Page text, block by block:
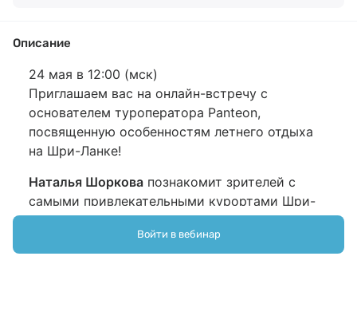
Описание
24 мая в 12:00 (мск)
Приглашаем вас на онлайн-встречу с
основателем туроператора Panteon,
посвященную особенностям летнего отдыха
на Шри-Ланке!
Наталья Шоркова познакомит зрителей с
самыми привлекательными курортами Шри-
Ланки, расскажет про лучшие отели
направления и поделится информацией об
экскурсиях, которые стоит включить в
Войти в вебинар